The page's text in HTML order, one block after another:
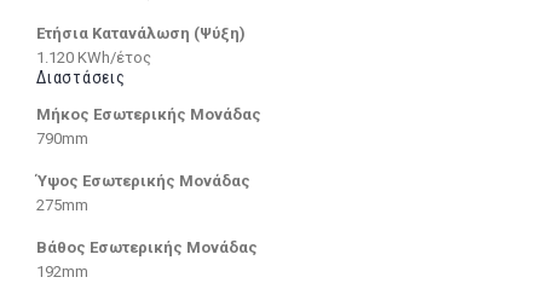
Ετήσια Κατανάλωση (Ψύξη)
1.120 KWh/έτος
Διαστάσεις
Μήκος Εσωτερικής Μονάδας
790mm
Ύψος Εσωτερικής Μονάδας
275mm
Βάθος Εσωτερικής Μονάδας
192mm